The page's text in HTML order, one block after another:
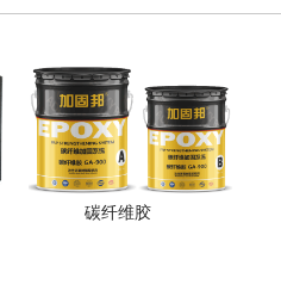
碳纤维胶